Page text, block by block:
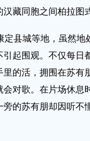
藏同胞之间柏拉图
县城等地，虽然地
起围观。不仅每日
的活，拥围在苏有
对歌。在片场休息
的苏有朋却因听不